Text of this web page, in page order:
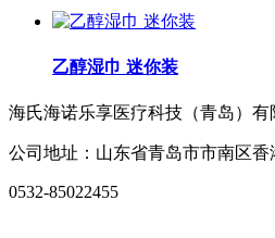
乙醇湿巾 迷你装
海氏海诺乐享医疗科技（青岛）
公司地址：山东省青岛市市南区
0532-85022455